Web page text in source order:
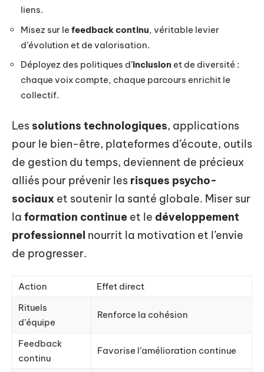
liens.
Misez sur le feedback continu, véritable levier
d’évolution et de valorisation.
Déployez des politiques d’inclusion et de diversité :
chaque voix compte, chaque parcours enrichit le
collectif.
Les solutions technologiques, applications
pour le bien-être, plateformes d’écoute, outils
de gestion du temps, deviennent de précieux
alliés pour prévenir les risques psycho-
sociaux et soutenir la santé globale. Miser sur
la formation continue et le développement
professionnel nourrit la motivation et l’envie
de progresser.
Action
Effet direct
Rituels
d’équipe
Renforce la cohésion
Feedback
continu
Favorise l’amélioration continue